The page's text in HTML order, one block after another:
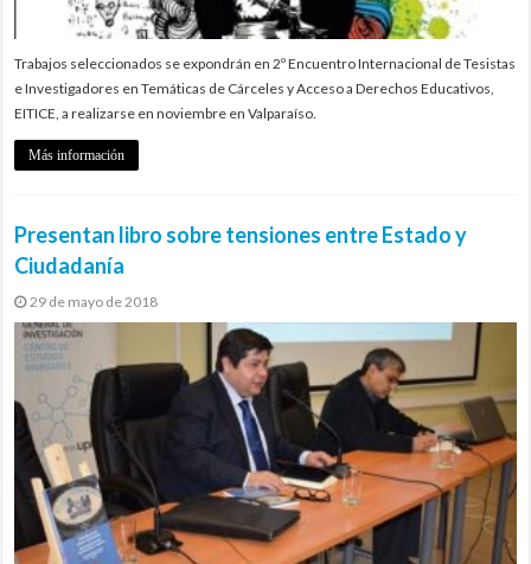
Trabajos seleccionados se expondrán en 2º Encuentro Internacional de Tesistas
e Investigadores en Temáticas de Cárceles y Acceso a Derechos Educativos,
EITICE, a realizarse en noviembre en Valparaíso.
Más información
Presentan libro sobre tensiones entre Estado y
Ciudadanía
29 de mayo de 2018